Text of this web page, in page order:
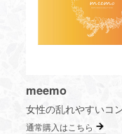
meemo
通常購入はこちら